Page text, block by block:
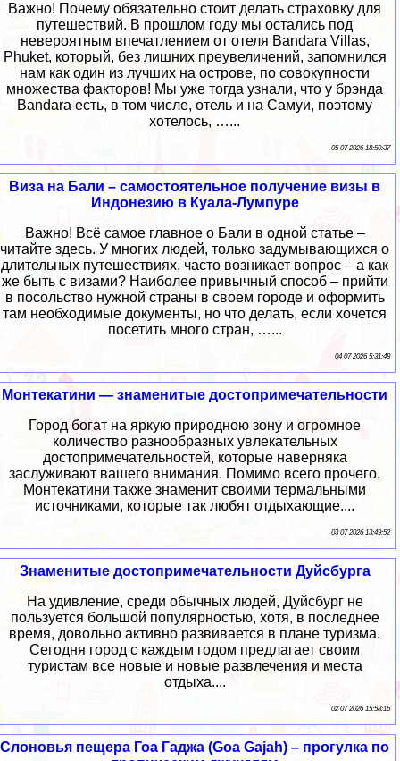
Важно! Почему обязательно стоит делать страховку для
путешествий. В прошлом году мы остались под
невероятным впечатлением от отеля Bandara Villas,
Phuket, который, без лишних преувеличений, запомнился
нам как один из лучших на острове, по совокупности
множества факторов! Мы уже тогда узнали, что у брэнда
Bandara есть, в том числе, отель и на Самуи, поэтому
хотелось, …...
05 07 2026 18:50:37
Виза на Бали – самостоятельное получение визы в
Индонезию в Куала-Лумпуре
Важно! Всё самое главное о Бали в одной статье –
читайте здесь. У многих людей, только задумывающихся о
длительных путешествиях, часто возникает вопрос – а как
же быть с визами? Наиболее привычный способ – прийти
в посольство нужной страны в своем городе и оформить
там необходимые документы, но что делать, если хочется
посетить много стран, …...
04 07 2026 5:31:48
Монтекатини — знаменитые достопримечательности
Город богат на яркую природною зону и огромное
количество разнообразных увлекательных
достопримечательностей, которые наверняка
заслуживают вашего внимания. Помимо всего прочего,
Монтекатини также знаменит своими термальными
источниками, которые так любят отдыхающие....
03 07 2026 13:49:52
Знаменитые достопримечательности Дуйсбурга
На удивление, среди обычных людей, Дуйсбург не
пользуется большой популярностью, хотя, в последнее
время, довольно активно развивается в плане туризма.
Сегодня город с каждым годом предлагает своим
туристам все новые и новые развлечения и места
отдыха....
02 07 2026 15:58:16
Слоновья пещера Гоа Гаджа (Goa Gajah) – прогулка по